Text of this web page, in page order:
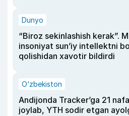
Dunyo
“Biroz sekinlashish kerak”.
insoniyat sun’iy intellektni
qolishidan xavotir bildirdi
O‘zbekiston
Andijonda Tracker’ga 21
joylab, YTH sodir etgan